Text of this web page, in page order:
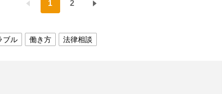
1 2
ブル 働き方 法律相談